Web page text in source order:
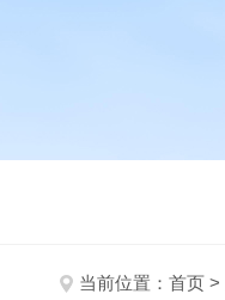
当前位置： 首页 >